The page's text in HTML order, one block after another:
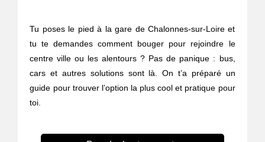
Tu poses le pied à la gare de Chalonnes-sur-Loire et
tu te demandes comment bouger pour rejoindre le
centre ville ou les alentours ? Pas de panique : bus,
cars et autres solutions sont là. On t’a préparé un
guide pour trouver l’option la plus cool et pratique pour
toi.